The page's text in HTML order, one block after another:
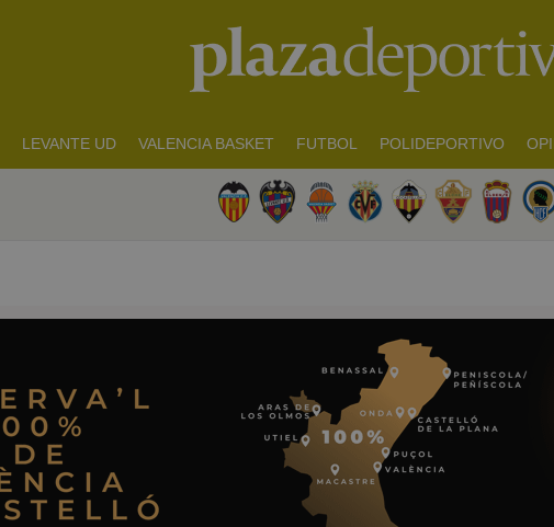
LEVANTE UD VALENCIA BASKET FUTBOL POLIDEPORTIVO